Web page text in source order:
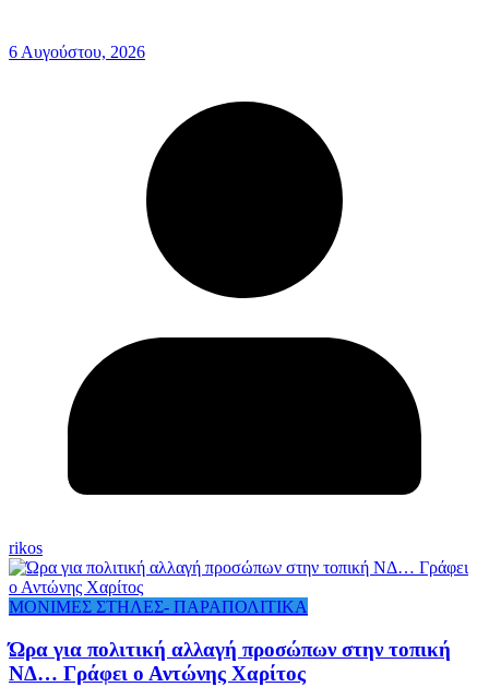
6 Αυγούστου, 2026
rikos
ΜΟΝΙΜΕΣ ΣΤΗΛΕΣ- ΠΑΡΑΠΟΛΙΤΙΚΑ
Ώρα για πολιτική αλλαγή προσώπων στην τοπική
ΝΔ… Γράφει ο Αντώνης Χαρίτος